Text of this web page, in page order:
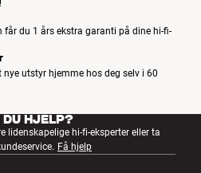
får du 1 års ekstra garanti på dine hi-fi-
nye utstyr hjemme hos deg selv i 60
DU HJELP?
lidenskapelige hi-fi-eksperter eller ta
Få hjelp